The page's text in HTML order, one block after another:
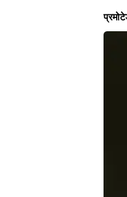
2026 को
माध्यमिक
अभिभावकों
नगरलेटेस्ट